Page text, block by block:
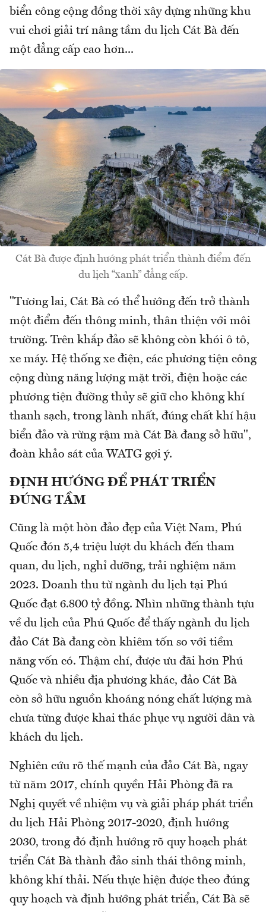
biển công cộng đồng thời xây dựng những khu
vui chơi giải trí nâng tầm du lịch Cát Bà đến
một đẳng cấp cao hơn...
Cát Bà được định hướng phát triển thành điểm đến
du lịch “xanh” đẳng cấp.
"Tương lai, Cát Bà có thể hướng đến trở thành
một điểm đến thông minh, thân thiện với môi
trường. Trên khắp đảo sẽ không còn khói ô tô,
xe máy. Hệ thống xe điện, các phương tiện công
cộng dùng năng lượng mặt trời, điện hoặc các
phương tiện đường thủy sẽ giữ cho không khí
thanh sạch, trong lành nhất, đúng chất khí hậu
biển đảo và rừng rậm mà Cát Bà đang sở hữu",
đoàn khảo sát của WATG gợi ý.
ĐỊNH HƯỚNG ĐỂ PHÁT TRIỂN
ĐÚNG TẦM
Cũng là một hòn đảo đẹp của Việt Nam, Phú
Quốc đón 5,4 triệu lượt du khách đến tham
quan, du lịch, nghỉ dưỡng, trải nghiệm năm
2023. Doanh thu từ ngành du lịch tại Phú
Quốc đạt 6.800 tỷ đồng. Nhìn những thành tựu
về du lịch của Phú Quốc để thấy ngành du lịch
đảo Cát Bà đang còn khiêm tốn so với tiềm
năng vốn có. Thậm chí, được ưu đãi hơn Phú
Quốc và nhiều địa phương khác, đảo Cát Bà
còn sở hữu nguồn khoáng nóng chất lượng mà
chưa từng được khai thác phục vụ người dân và
khách du lịch.
Nghiên cứu rõ thế mạnh của đảo Cát Bà, ngay
từ năm 2017, chính quyền Hải Phòng đã ra
Nghị quyết về nhiệm vụ và giải pháp phát triển
du lịch Hải Phòng 2017-2020, định hướng
2030, trong đó định hướng rõ quy hoạch phát
triển Cát Bà thành đảo sinh thái thông minh,
không khí thải. Nếu thực hiện được theo đúng
quy hoạch và định hướng phát triển, Cát Bà sẽ